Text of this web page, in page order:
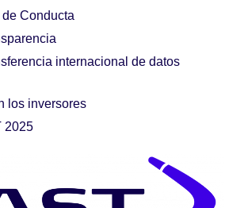
Conducta
internacional de datos
los inversores
2025